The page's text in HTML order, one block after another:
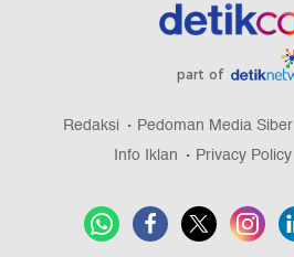
part of
Redaksi Pedoman Media Siber
Info Iklan
Privacy Policy